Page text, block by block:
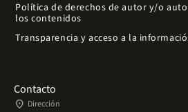
Política de derechos de autor y/o
los contenidos
Transparencia y acceso a la
Contacto
place Dirección